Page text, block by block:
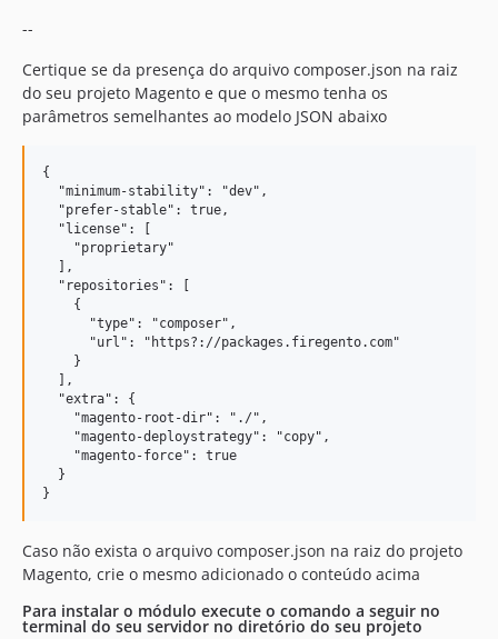
--
Certique se da presença do arquivo composer.json na raiz
do seu projeto Magento e que o mesmo tenha os
parâmetros semelhantes ao modelo JSON abaixo
{
  "minimum-stability": "dev",
  "prefer-stable": true,
  "license": [
    "proprietary"
  ],
  "repositories": [
    {
      "type": "composer",
      "url": "https?://packages.firegento.com"
    }
  ],
  "extra": {
    "magento-root-dir": "./",
    "magento-deploystrategy": "copy",
    "magento-force": true
  }
Caso não exista o arquivo composer.json na raiz do projeto
Magento, crie o mesmo adicionado o conteúdo acima
Para instalar o módulo execute o comando a seguir no
terminal do seu servidor no diretório do seu projeto